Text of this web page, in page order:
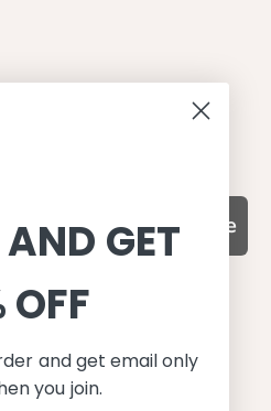
Subscribe
자인
성능
재 사용
GET
OFF
and get email only
you join.